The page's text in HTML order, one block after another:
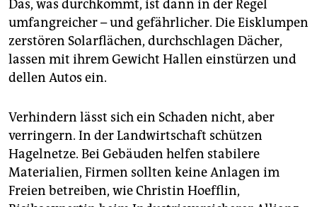
Das, was durchkommt, ist dann in der Regel
umfangreicher – und gefährlicher. Die Eisklumpen
zerstören Solarflächen, durchschlagen Dächer,
lassen mit ihrem Gewicht Hallen einstürzen und
dellen Autos ein.
Verhindern lässt sich ein Schaden nicht, aber
verringern. In der Landwirtschaft schützen
Hagelnetze. Bei Gebäuden helfen stabilere
Materialien, Firmen sollten keine Anlagen im
Freien betreiben, wie Christin Hoefflin,